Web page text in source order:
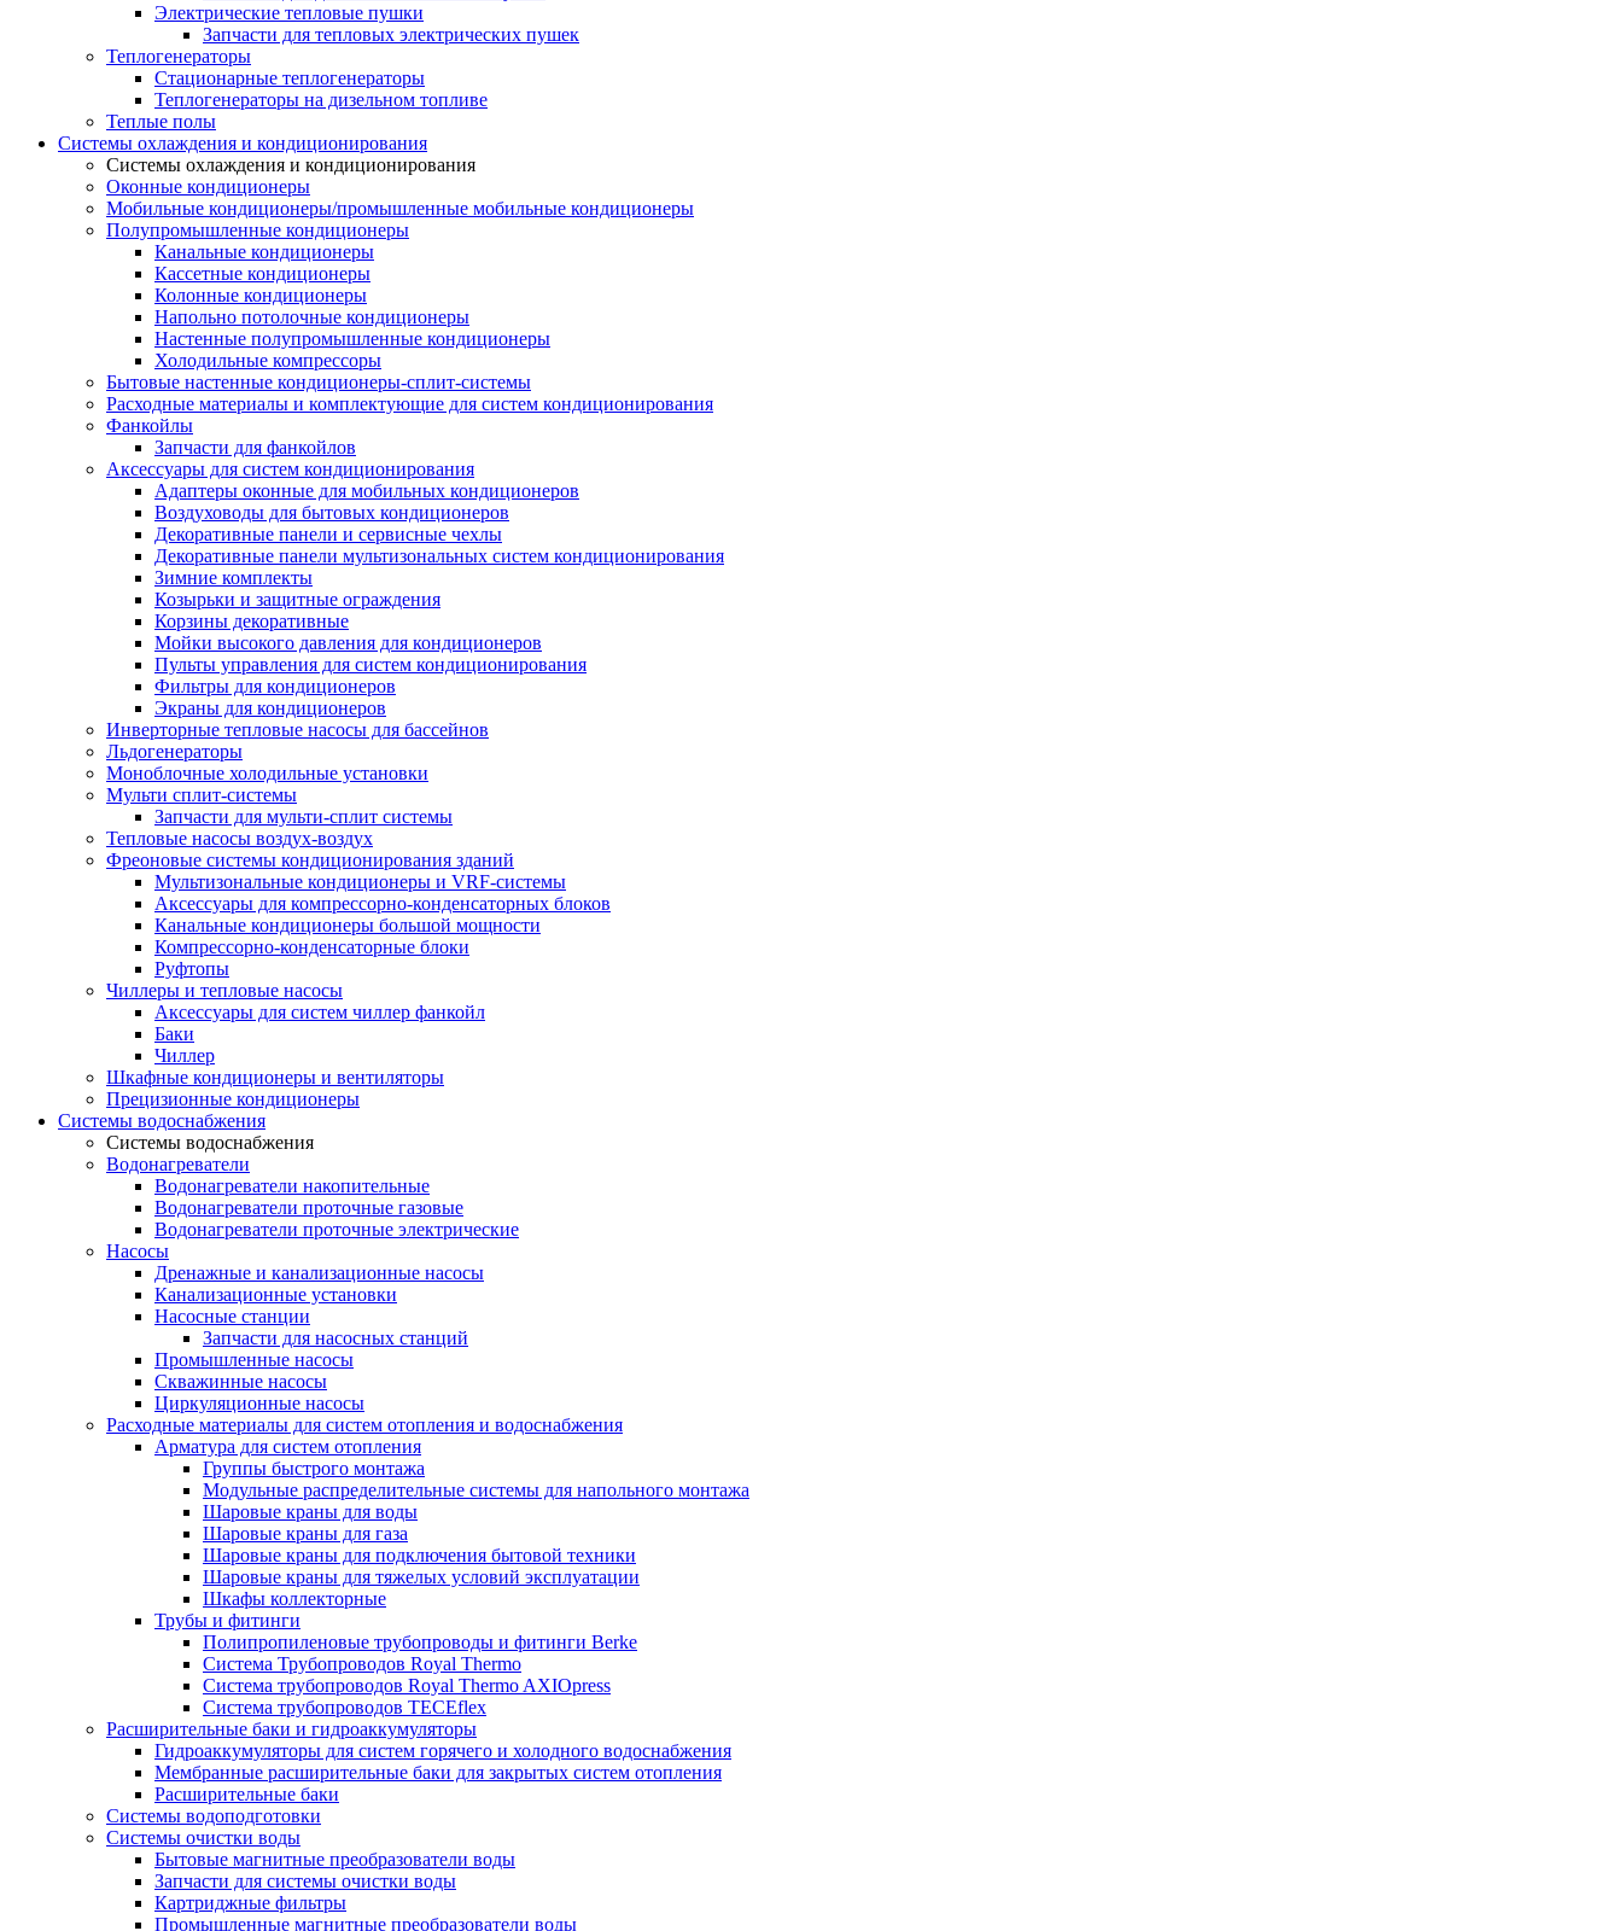
Электрические тепловые пушки
Запчасти для тепловых электрических пушек
Теплогенераторы
Cтационарные теплогенераторы
Теплогенераторы на дизельном топливе
Теплые полы
Системы охлаждения и кондиционирования
Системы охлаждения и кондиционирования
Оконные кондиционеры
Мобильные кондиционеры/промышленные мобильные кондиционеры
Полупромышленные кондиционеры
Канальные кондиционеры
Кассетные кондиционеры
Колонные кондиционеры
Напольно потолочные кондиционеры
Настенные полупромышленные кондиционеры
Холодильные компрессоры
Бытовые настенные кондиционеры-сплит-системы
Расходные материалы и комплектующие для систем кондиционирования
Фанкойлы
Запчасти для фанкойлов
Аксессуары для систем кондиционирования
Адаптеры оконные для мобильных кондиционеров
Воздуховоды для бытовых кондиционеров
Декоративные панели и сервисные чехлы
Декоративные панели мультизональных систем кондиционирования
Зимние комплекты
Козырьки и защитные ограждения
Корзины декоративные
Мойки высокого давления для кондиционеров
Пульты управления для систем кондиционирования
Фильтры для кондиционеров
Экраны для кондиционеров
Инверторные тепловые насосы для бассейнов
Льдогенераторы
Моноблочные холодильные установки
Мульти сплит-системы
Запчасти для мульти-сплит системы
Тепловые насосы воздух-воздух
Фреоновые системы кондиционирования зданий
Мультизональные кондиционеры и VRF-системы
Аксессуары для компрессорно-конденсаторных блоков
Канальные кондиционеры большой мощности
Компрессорно-конденсаторные блоки
Руфтопы
Чиллеры и тепловые насосы
Аксессуары для систем чиллер фанкойл
Баки
Чиллер
Шкафные кондиционеры и вентиляторы
Прецизионные кондиционеры
Системы водоснабжения
Системы водоснабжения
Водонагреватели
Водонагреватели накопительные
Водонагреватели проточные газовые
Водонагреватели проточные электрические
Насосы
Дренажные и канализационные насосы
Канализационные установки
Насосные станции
Запчасти для насосных станций
Промышленные насосы
Скважинные насосы
Циркуляционные насосы
Расходные материалы для систем отопления и водоснабжения
Арматура для систем отопления
Группы быстрого монтажа
Модульные распределительные системы для напольного монтажа
Шаровые краны для воды
Шаровые краны для газа
Шаровые краны для подключения бытовой техники
Шаровые краны для тяжелых условий эксплуатации
Шкафы коллекторные
Трубы и фитинги
Полипропиленовые трубопроводы и фитинги Berke
Система Трубопроводов Royal Thermo
Система трубопроводов Royal Thermo AXIOpress
Система трубопроводов TECEflex
Расширительные баки и гидроаккумуляторы
Гидроаккумуляторы для систем горячего и холодного водоснабжения
Мембранные расширительные баки для закрытых систем отопления
Расширительные баки
Системы водоподготовки
Системы очистки воды
Бытовые магнитные преобразователи воды
Запчасти для системы очистки воды
Картриджные фильтры
Промышленные магнитные преобразователи воды